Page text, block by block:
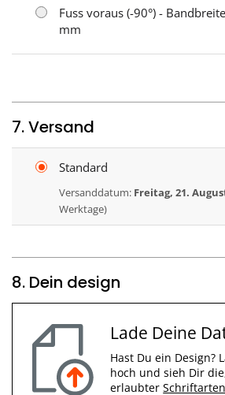
Fuss voraus (-90°) -
mm
7. Versand
Standard
Versanddatum: Freitag, 21.
Werktage)
8. Dein design
Lade Deine
Hast Du ein Design?
hoch und sieh Dir
erlaubterSchriftarten